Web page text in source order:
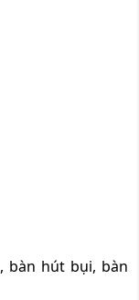
bàn hút bụi, bàn